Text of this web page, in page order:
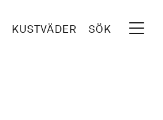
KUSTVÄDER SÖK